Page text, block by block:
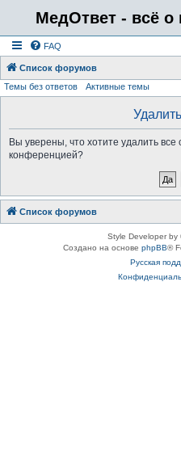
МедОтвет - всё
FAQ
Список форумов
Темы без ответов Активные темы
Вы уверены, что хотите удалить
конференцией?
Список форумов
Style Developer by
Создано на основе phpBB®
Русская